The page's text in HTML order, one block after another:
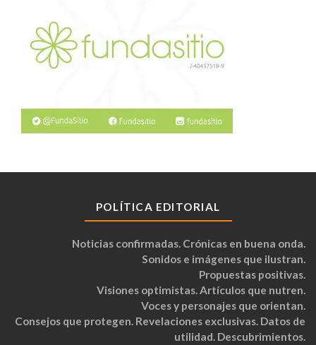
POLÍTICA EDITORIAL
Noticias confirmadas. Crónicas en buena onda.
Sonidos e imágenes que ilustran.
Propuestas positivas.
Visiones optimistas. Artículos que nutren.
Voces y personajes que orientan.
Consejos que protegen. Revelaciones exclusivas. Datos de
utilidad. Descubrimientos.